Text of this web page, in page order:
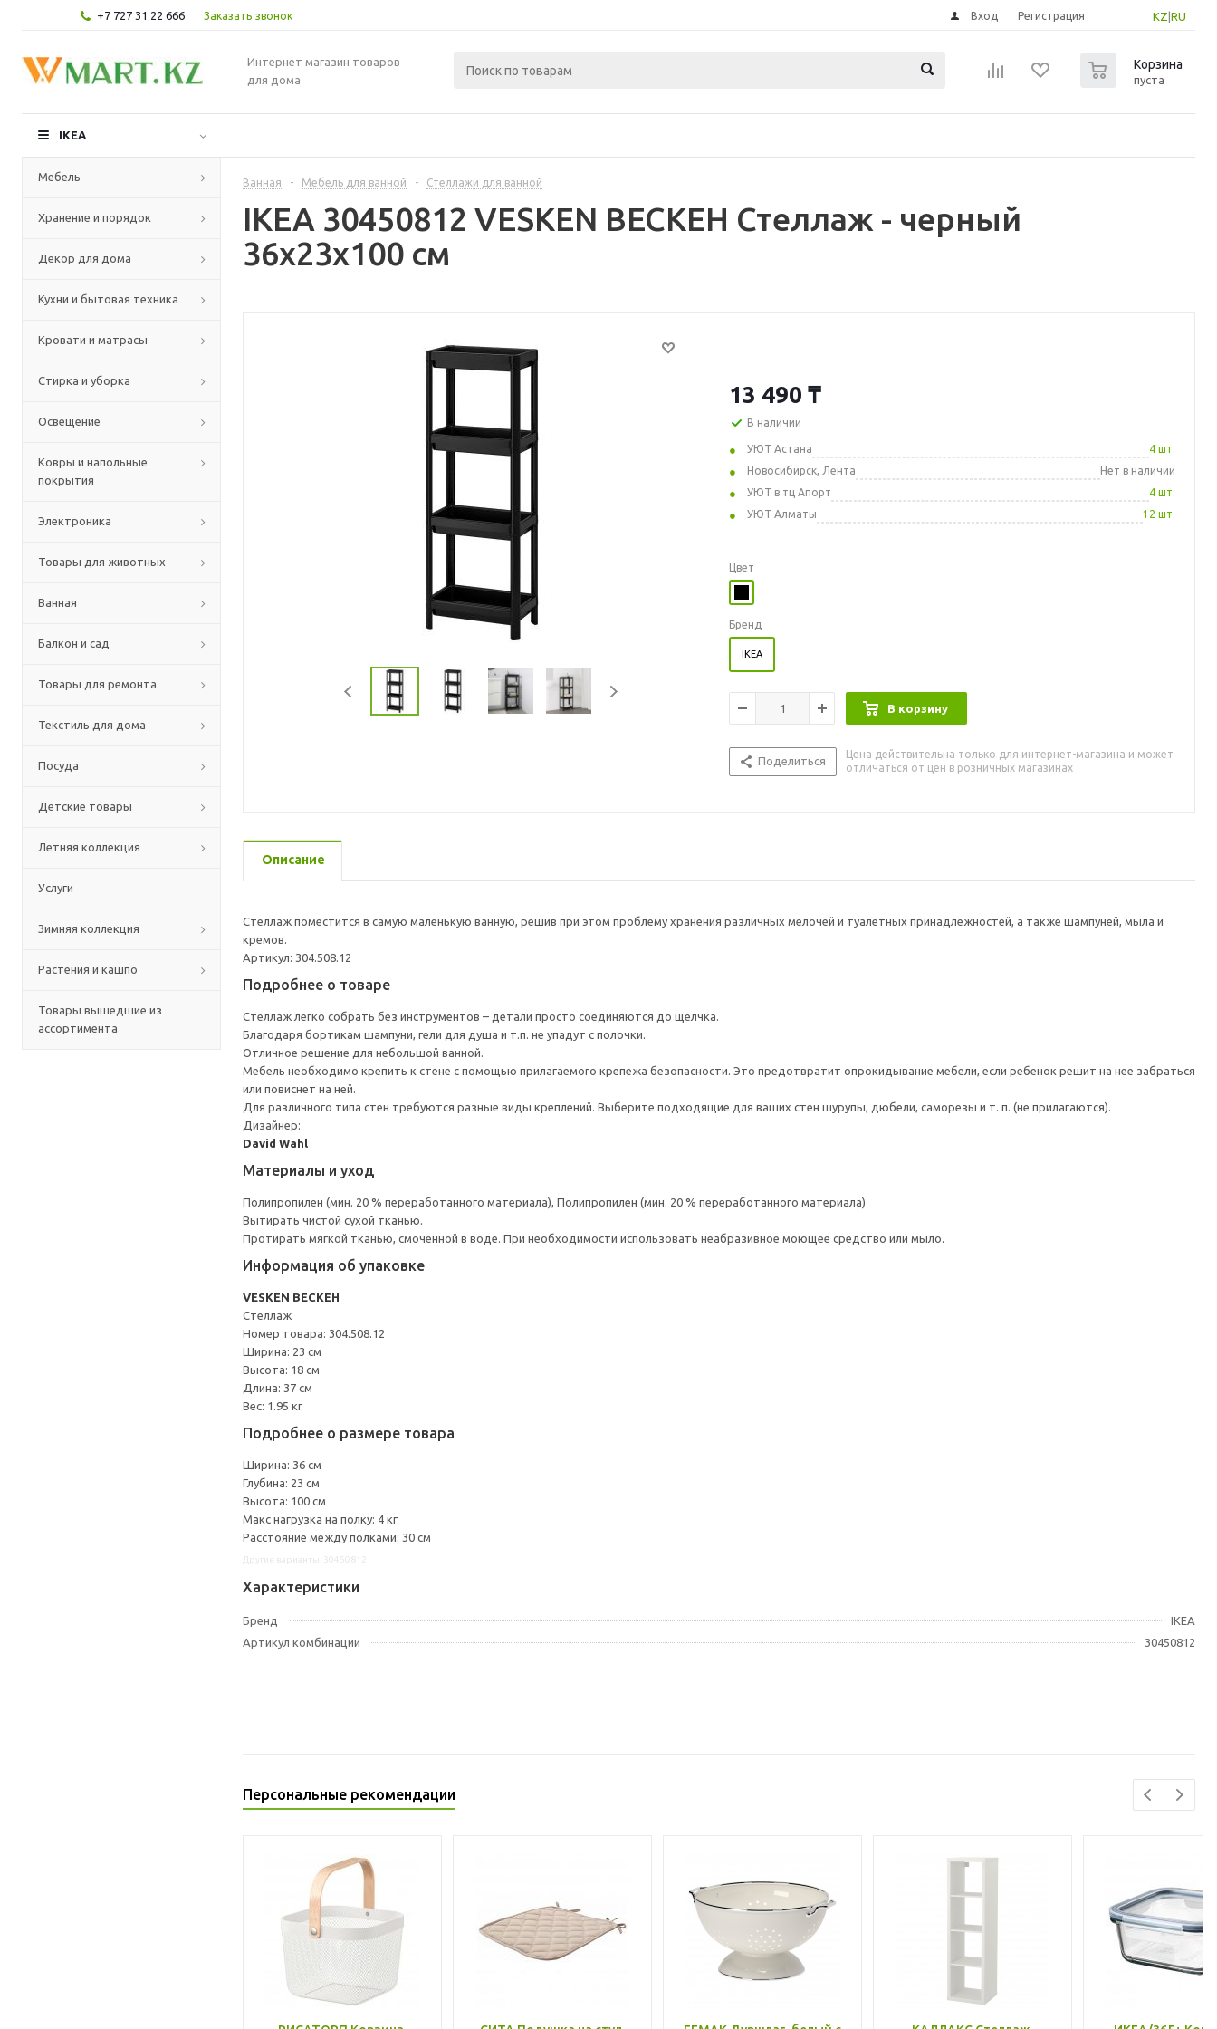
+7 727 31 22 666 Заказать звонок KZ RU
Вход Регистрация
Интернет магазин товаров
для дома
Корзина
пуста
IKEA
Мебель
Хранение и порядок
Декор для дома
Кухни и бытовая техника
Кровати и матрасы
Стирка и уборка
Освещение
Ковры и напольные
покрытия
Электроника
Товары для животных
Ванная
Балкон и сад
Товары для ремонта
Текстиль для дома
Посуда
Детские товары
Летняя коллекция
Услуги
Зимняя коллекция
Растения и кашпо
Товары вышедшие из
ассортимента
Ванная - Мебель для ванной - Стеллажи для ванной
IKEA 30450812 VESKEN ВЕСКЕН Стеллаж - черный
36x23x100 см
13 490 ₸
В наличии
УЮТ Астана
4 шт.
Новосибирск, Лента
Нет в наличии
УЮТ в тц Апорт
4 шт.
УЮТ Алматы
12 шт.
Цвет
Бренд
IKEA
В корзину
Поделиться
Цена действительна только для интернет-магазина и может
отличаться от цен в розничных магазинах
Описание
Стеллаж поместится в самую маленькую ванную, решив при этом проблему хранения различных мелочей и туалетных принадлежностей, а также шампуней, мыла и
кремов.
Артикул: 304.508.12
Подробнее о товаре
Стеллаж легко собрать без инструментов – детали просто соединяются до щелчка.
Благодаря бортикам шампуни, гели для душа и т.п. не упадут с полочки.
Отличное решение для небольшой ванной.
Мебель необходимо крепить к стене с помощью прилагаемого крепежа безопасности. Это предотвратит опрокидывание мебели, если ребенок решит на нее забраться
или повиснет на ней.
Для различного типа стен требуются разные виды креплений. Выберите подходящие для ваших стен шурупы, дюбели, саморезы и т. п. (не прилагаются).
Дизайнер:
David Wahl
Материалы и уход
Полипропилен (мин. 20 % переработанного материала), Полипропилен (мин. 20 % переработанного материала)
Вытирать чистой сухой тканью.
Протирать мягкой тканью, смоченной в воде. При необходимости использовать неабразивное моющее средство или мыло.
Информация об упаковке
VESKEN ВЕСКЕН
Стеллаж
Номер товара: 304.508.12
Ширина: 23 см
Высота: 18 см
Длина: 37 см
Вес: 1.95 кг
Подробнее о размере товара
Ширина: 36 см
Глубина: 23 см
Высота: 100 см
Макс нагрузка на полку: 4 кг
Расстояние между полками: 30 см
Характеристики
Бренд
IKEA
Артикул комбинации
30450812
Персональные рекомендации